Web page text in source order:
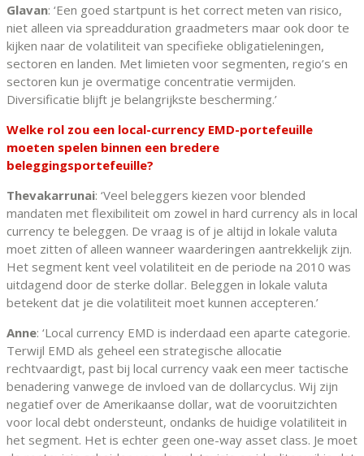
Glavan: ‘Een goed startpunt is het correct meten van risico,
niet alleen via spreadduration graadmeters maar ook door te
kijken naar de volatiliteit van specifieke obligatieleningen,
sectoren en landen. Met limieten voor segmenten, regio’s en
sectoren kun je overmatige concentratie vermijden.
Diversificatie blijft je belangrijkste bescherming.’
Welke rol zou een local-currency EMD-portefeuille
moeten spelen binnen een bredere
beleggingsportefeuille?
Thevakarrunai: ‘Veel beleggers kiezen voor blended
mandaten met flexibiliteit om zowel in hard currency als in local
currency te beleggen. De vraag is of je altijd in lokale valuta
moet zitten of alleen wanneer waarderingen aantrekkelijk zijn.
Het segment kent veel volatiliteit en de periode na 2010 was
uitdagend door de sterke dollar. Beleggen in lokale valuta
betekent dat je die volatiliteit moet kunnen accepteren.’
Anne: ‘Local currency EMD is inderdaad een aparte categorie.
Terwijl EMD als geheel een strategische allocatie
rechtvaardigt, past bij local currency vaak een meer tactische
benadering vanwege de invloed van de dollarcyclus. Wij zijn
negatief over de Amerikaanse dollar, wat de vooruitzichten
voor local debt ondersteunt, ondanks de huidige volatiliteit in
het segment. Het is echter geen one-way asset class. Je moet